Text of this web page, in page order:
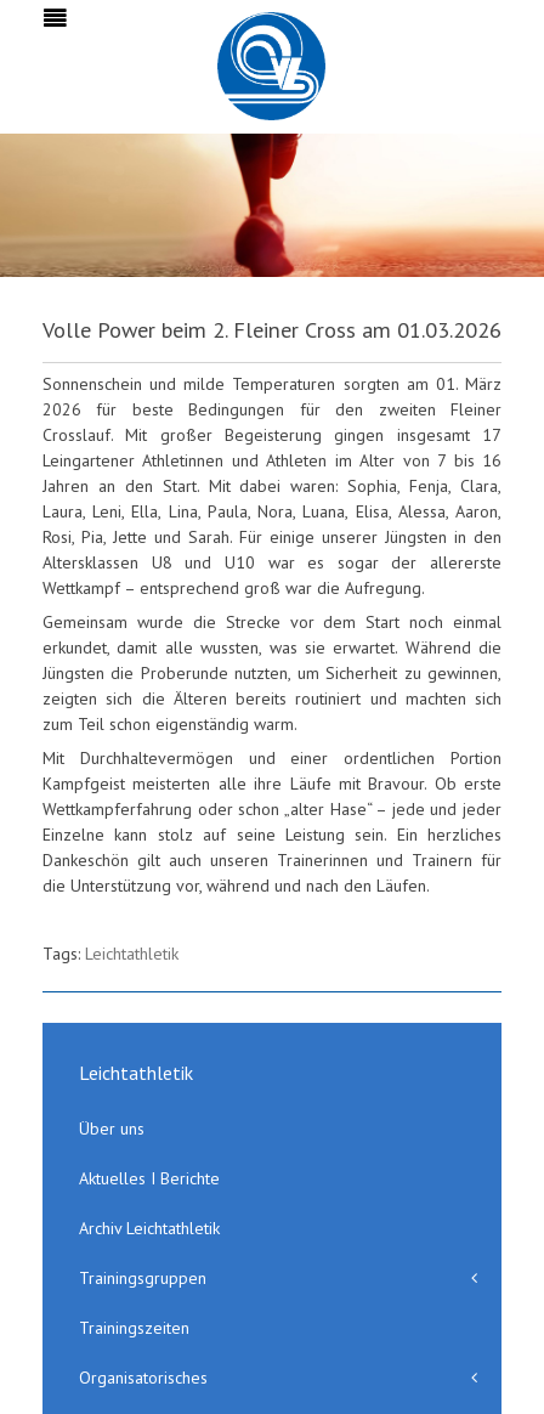
Volle Power beim 2. Fleiner Cross am 01.03.2026
Sonnenschein und milde Temperaturen sorgten am 01. März
2026 für beste Bedingungen für den zweiten Fleiner
Crosslauf. Mit großer Begeisterung gingen insgesamt 17
Leingartener Athletinnen und Athleten im Alter von 7 bis 16
Jahren an den Start. Mit dabei waren: Sophia, Fenja, Clara,
Laura, Leni, Ella, Lina, Paula, Nora, Luana, Elisa, Alessa, Aaron,
Rosi, Pia, Jette und Sarah. Für einige unserer Jüngsten in den
Altersklassen U8 und U10 war es sogar der allererste
Wettkampf – entsprechend groß war die Aufregung.
Gemeinsam wurde die Strecke vor dem Start noch einmal
erkundet, damit alle wussten, was sie erwartet. Während die
Jüngsten die Proberunde nutzten, um Sicherheit zu gewinnen,
zeigten sich die Älteren bereits routiniert und machten sich
zum Teil schon eigenständig warm.
Mit Durchhaltevermögen und einer ordentlichen Portion
Kampfgeist meisterten alle ihre Läufe mit Bravour. Ob erste
Wettkampferfahrung oder schon „alter Hase“ – jede und jeder
Einzelne kann stolz auf seine Leistung sein. Ein herzliches
Dankeschön gilt auch unseren Trainerinnen und Trainern für
die Unterstützung vor, während und nach den Läufen.
Tags: Leichtathletik
Leichtathletik
Über uns
Aktuelles I Berichte
Archiv Leichtathletik
Trainingsgruppen
Trainingszeiten
Organisatorisches